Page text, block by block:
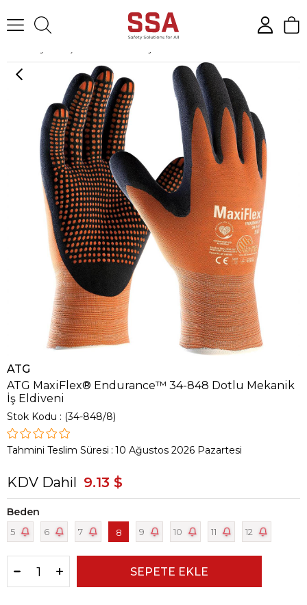
ATG
ATG MaxiFlex® Endurance™ 34-848 Dotlu Mekanik
İş Eldiveni
Stok Kodu (34-848/8)
Tahmini Teslim Süresi : 10 Ağustos 2026 Pazartesi
KDV Dahil 9.13 $
Beden
5 6 7 8 9 10 11 12